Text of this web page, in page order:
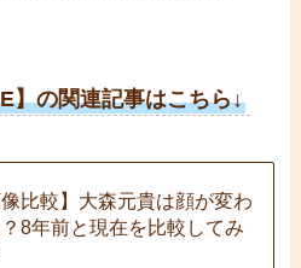
】の関連記事はこちら↓
像比較】大森元貴は顔が変わ
8年前と現在を比較してみ